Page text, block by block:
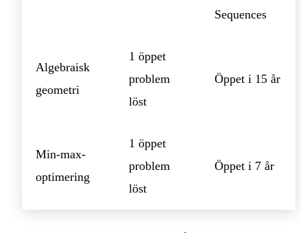
Sequences
Algebraisk
geometri
1 öppet
problem
löst
Öppet i 15 år
Min-max-
optimering
1 öppet
problem
löst
Öppet i 7 år